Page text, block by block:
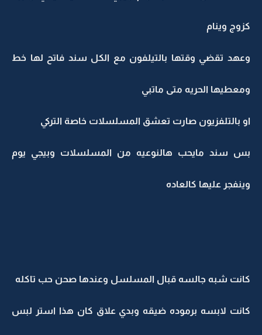
كزوج وينام
وعهد تقضي وقتها بالتيلفون مع الكل سند فاتح لها خط
ومعطيها الحريه متى ماتبي
او بالتلفزيون صارت تعشق المسلسلات خاصة التركي
بس سند مايحب هالنوعيه من المسلسلات وبيجي يوم
وينفجر عليها كالعاده
كانت شبه جالسه قبال المسلسل وعندها صحن حب تاكله
كانت لابسه برموده ضيقه وبدي علاق كان هذا استر لبس